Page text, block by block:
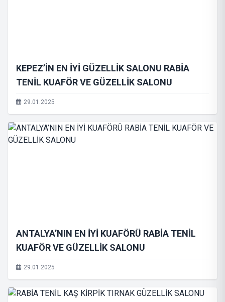
KEPEZ’İN EN İYİ GÜZELLİK SALONU RABİA
TENİL KUAFÖR VE GÜZELLİK SALONU
29.01.2025
ANTALYA’NIN EN İYİ KUAFÖRÜ RABİA TENİL
KUAFÖR VE GÜZELLİK SALONU
29.01.2025